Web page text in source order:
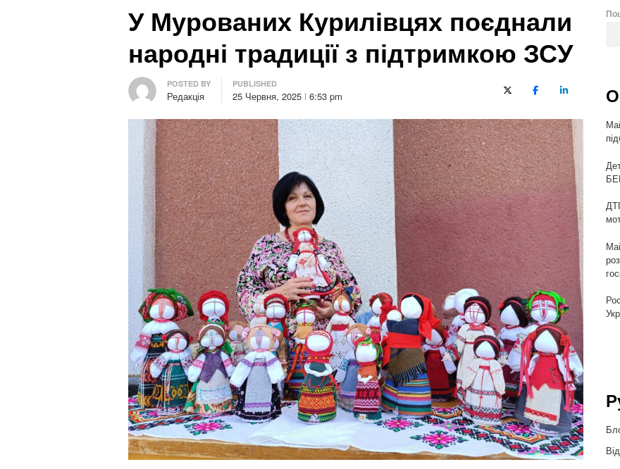
У Мурованих Курилівцях поєднали
народні традиції з підтримкою ЗСУ
Author
POSTED BY
Редакція
PUBLISHED
25 Червня, 2025 6:53 pm X (Twitter)FacebookLinkedIn